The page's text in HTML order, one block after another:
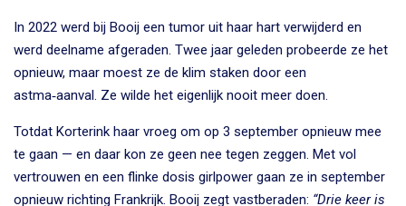
In 2022 werd bij Booij een tumor uit haar hart verwijderd en
werd deelname afgeraden. Twee jaar geleden probeerde ze het
opnieuw, maar moest ze de klim staken door een
astma‑aanval. Ze wilde het eigenlijk nooit meer doen.
Totdat Korterink haar vroeg om op 3 september opnieuw mee
te gaan — en daar kon ze geen nee tegen zeggen. Met vol
vertrouwen en een flinke dosis girlpower gaan ze in september
opnieuw richting Frankrijk. Booij zegt vastberaden: “Drie keer is